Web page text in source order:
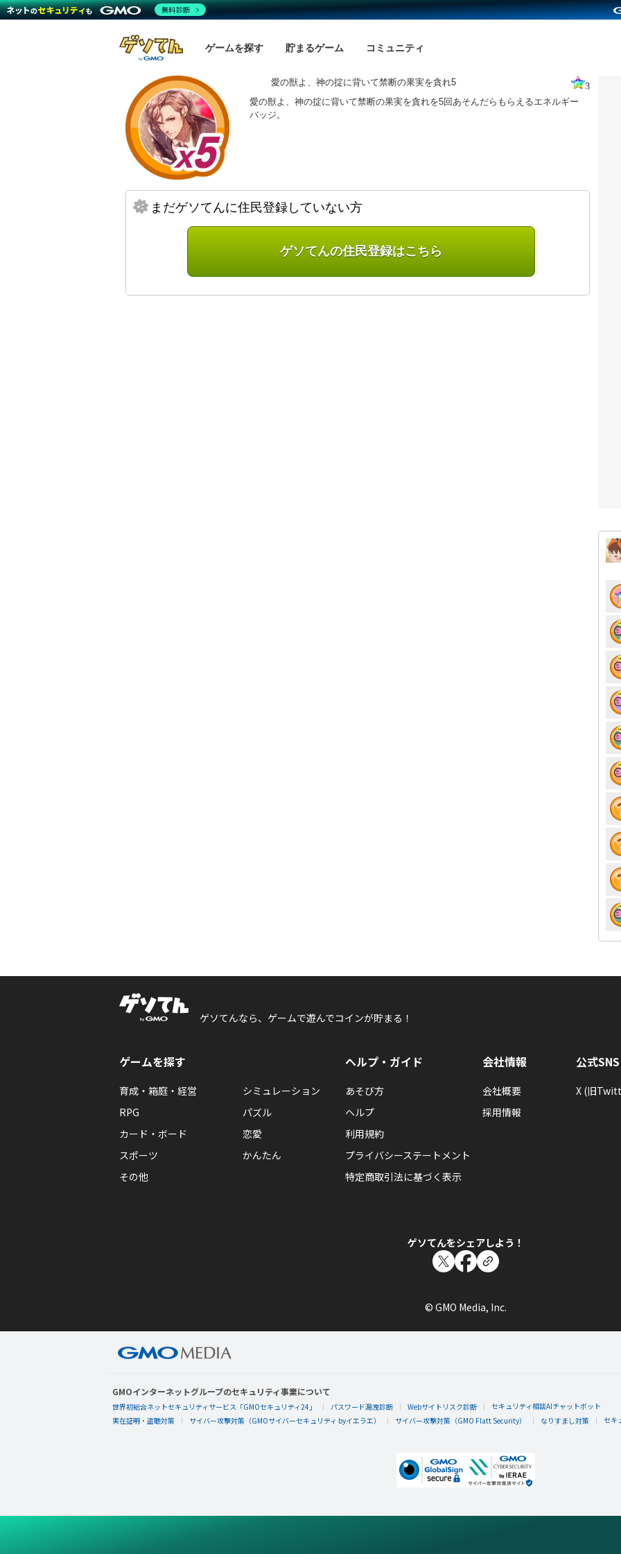
ゲームを探す 貯まるゲーム コミュニティ
愛の獣よ、神の掟に背いて禁断の果実を貪れ5
3
愛の獣よ、神の掟に背いて禁断の果実を貪れを5回あそんだらもらえるエネルギー
バッジ。
まだゲソてんに住民登録していない方
ゲソてんの住民登録はこちら
ゲソてんなら、ゲームで遊んでコインが貯まる！
ゲームを探す
育成・箱庭・経営
シミュレーション
RPG
パズル
カード・ボード
恋愛
スポーツ
かんたん
その他
ヘルプ・ガイド
あそび方
ヘルプ
利用規約
プライバシーステートメント
特定商取引法に基づく表示
会社情報
会社概要
採用情報
公式SNS
X (旧
ゲソてんをシェアしよう！
© GMO Media, Inc.
GMOインターネットグループのセキュリティ事業について
世界初総合ネットセキュリティサービス「GMOセキュリティ24」 パスワード漏洩診断 Webサイトリスク診断
セキュリティ相談AIチャットボット
実在証明・盗聴対策
サイバー攻撃対策（GMOサイバーセキュリティ byイエラエ） サイバー攻撃対策（GMO Flatt Security） なりすまし対策 セキ
無料診断